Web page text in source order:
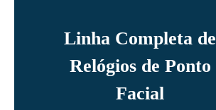
Linha Completa de
Relógios de Ponto
Facial